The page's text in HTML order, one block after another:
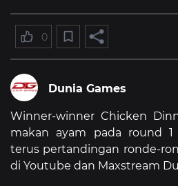
0
Dunia Games
Winner-winner Chicken
makan ayam pada round 1
terus pertandingan ronde-
di Youtube dan Maxstream